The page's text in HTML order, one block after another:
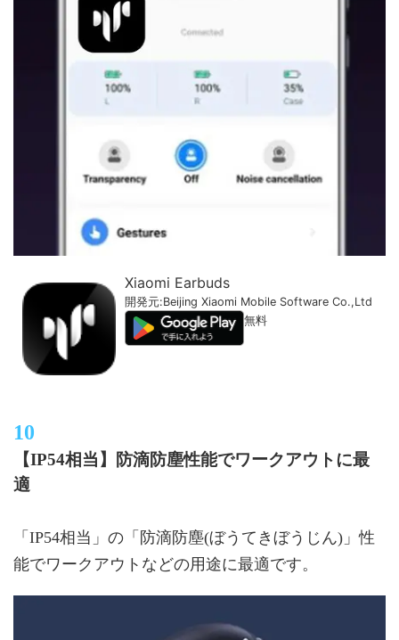
Xiaomi Earbuds
開発元:Beijing Xiaomi Mobile Software Co.,Ltd
無料
【IP54相当】防滴防塵性能でワークアウトに最
適
「IP54相当」の「防滴防塵(ぼうてきぼうじん)」性
能でワークアウトなどの用途に最適です。